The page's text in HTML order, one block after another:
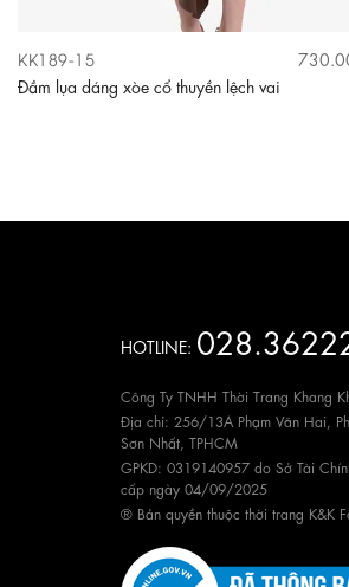
KK189-15
Đầm lụa dáng xòe cổ thuyền lệch vai
HOTLINE:
Công Ty TNHH Thời Trang Khang
Địa chỉ: 256/13A Phạm Văn Hai,
Sơn Nhất, TPHCM
GPKD: 0319140957 do Sở Tài
cấp ngày 04/09/2025
® Bản quyền thuộc thời trang K&K